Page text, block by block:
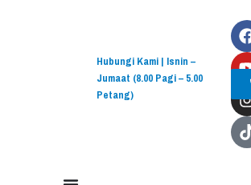
Hubungi Kami | Isnin –
Jumaat (8.00 Pagi – 5.00
Petang)